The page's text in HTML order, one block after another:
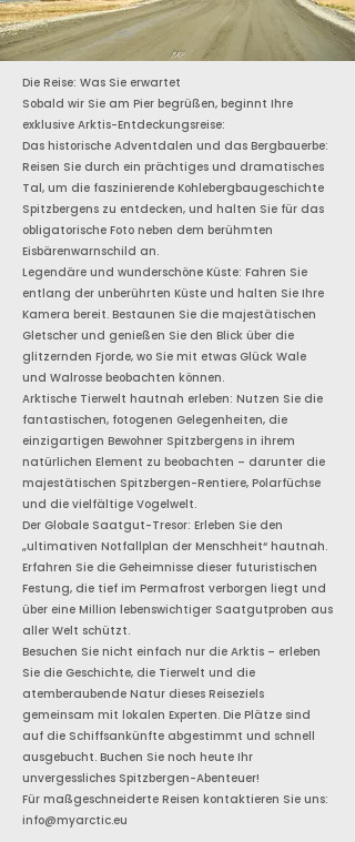
Die Reise: Was Sie erwartet
Sobald wir Sie am Pier begrüßen, beginnt Ihre
exklusive Arktis-Entdeckungsreise:
Das historische Adventdalen und das Bergbauerbe:
Reisen Sie durch ein prächtiges und dramatisches
Tal, um die faszinierende Kohlebergbaugeschichte
Spitzbergens zu entdecken, und halten Sie für das
obligatorische Foto neben dem berühmten
Eisbärenwarnschild an.
Legendäre und wunderschöne Küste: Fahren Sie
entlang der unberührten Küste und halten Sie Ihre
Kamera bereit. Bestaunen Sie die majestätischen
Gletscher und genießen Sie den Blick über die
glitzernden Fjorde, wo Sie mit etwas Glück Wale
und Walrosse beobachten können.
Arktische Tierwelt hautnah erleben: Nutzen Sie die
fantastischen, fotogenen Gelegenheiten, die
einzigartigen Bewohner Spitzbergens in ihrem
natürlichen Element zu beobachten – darunter die
majestätischen Spitzbergen-Rentiere, Polarfüchse
und die vielfältige Vogelwelt.
Der Globale Saatgut-Tresor: Erleben Sie den
„ultimativen Notfallplan der Menschheit“ hautnah.
Erfahren Sie die Geheimnisse dieser futuristischen
Festung, die tief im Permafrost verborgen liegt und
über eine Million lebenswichtiger Saatgutproben aus
aller Welt schützt.
Besuchen Sie nicht einfach nur die Arktis – erleben
Sie die Geschichte, die Tierwelt und die
atemberaubende Natur dieses Reiseziels
gemeinsam mit lokalen Experten. Die Plätze sind
auf die Schiffsankünfte abgestimmt und schnell
ausgebucht. Buchen Sie noch heute Ihr
unvergessliches Spitzbergen-Abenteuer!
Für maßgeschneiderte Reisen kontaktieren Sie uns:
info@myarctic.eu